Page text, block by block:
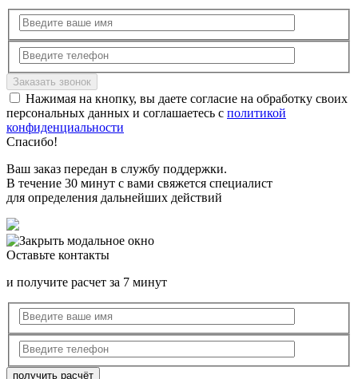
Нажимая на кнопку, вы даете согласие на обработку своих
персональных данных и соглашаетесь с политикой
конфиденциальности
Спасибо!
Ваш заказ передан в службу поддержки.
В течение 30 минут с вами свяжется специалист
для определения дальнейших действий
Оставьте контакты
и получите расчет за 7 минут